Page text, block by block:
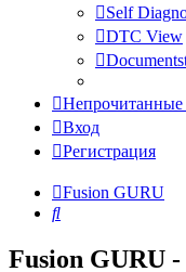
Self
DTC View
Вход
Регистрация
Fusion GURU
Поиск
Fusion GURU